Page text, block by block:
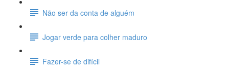
Não ser da conta de alguém
Jogar verde para colher maduro
Fazer-se de difícil